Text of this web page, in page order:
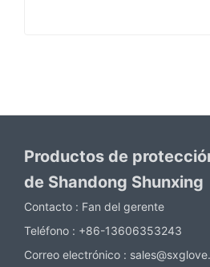
Productos de
de Shandong Shunxing
Contacto : Fan del gerente
Teléfono : +86-13606353243
Correo electrónico :